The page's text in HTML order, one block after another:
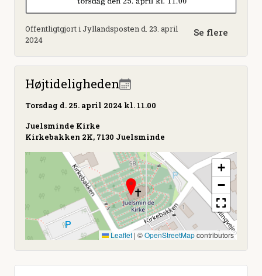
Offentligtgjort i Jyllandsposten d. 23. april
2024
Se flere
Højtideligheden
Torsdag d. 25. april 2024 kl. 11.00
Juelsminde Kirke
Kirkebakken 2K, 7130 Juelsminde
+
−
Leaflet | ©OpenStreetMapcontributors